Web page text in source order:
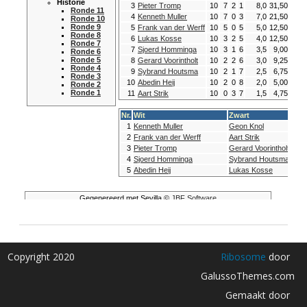
Copyright 2020 Ribosome door
GalussoThemes.com
Gemaakt door